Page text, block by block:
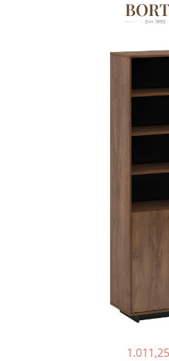
Comode lux-ultramoderne
Mese sufragerie/dining
Seturi masa +scaune dining
Mese bucatarie /dining
Mobilier/seturi de bucatarie